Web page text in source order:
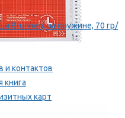
Brunnen, на пружине, 70 гр/
и контактов
книга
карт